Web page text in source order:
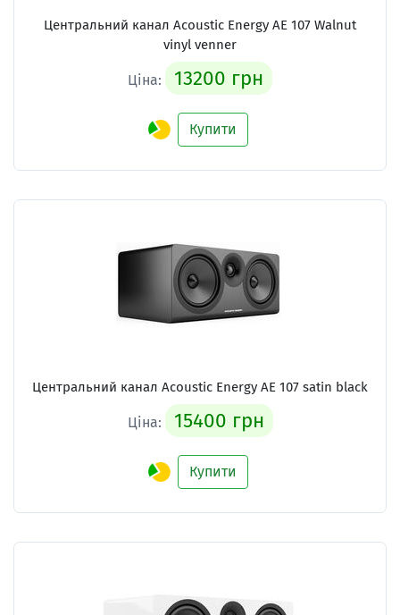
Центральний канал Acoustic Energy AE 107 Walnut
vinyl venner
Ціна: 13200 грн
Купити
Центральний канал Acoustic Energy AE 107 satin black
Ціна: 15400 грн
Купити